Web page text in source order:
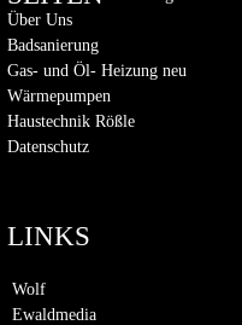
Über Uns
Badsanierung
Gas- und Öl- Heizung neu
Wärmepumpen
Haustechnik Rößle
Datenschutz
LINKS
Wolf
Ewaldmedia